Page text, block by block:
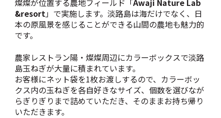
燦燦が位置する農地フィールド「Awaji Nature Lab
&resort」で実施します。淡路島は海だけでなく、日
本の原風景を感じることができる山間の農地も魅力的
です。
農家レストラン陽・燦燦周辺にカラーボックスで淡路
島玉ねぎが大量に積まれています。
お客様にネット袋を1枚お渡しするので、カラーボッ
クス内の玉ねぎを各自好きなサイズ、個数を選びなが
らぎりぎりまで詰めていただき、そのままお持ち帰り
いただきます。